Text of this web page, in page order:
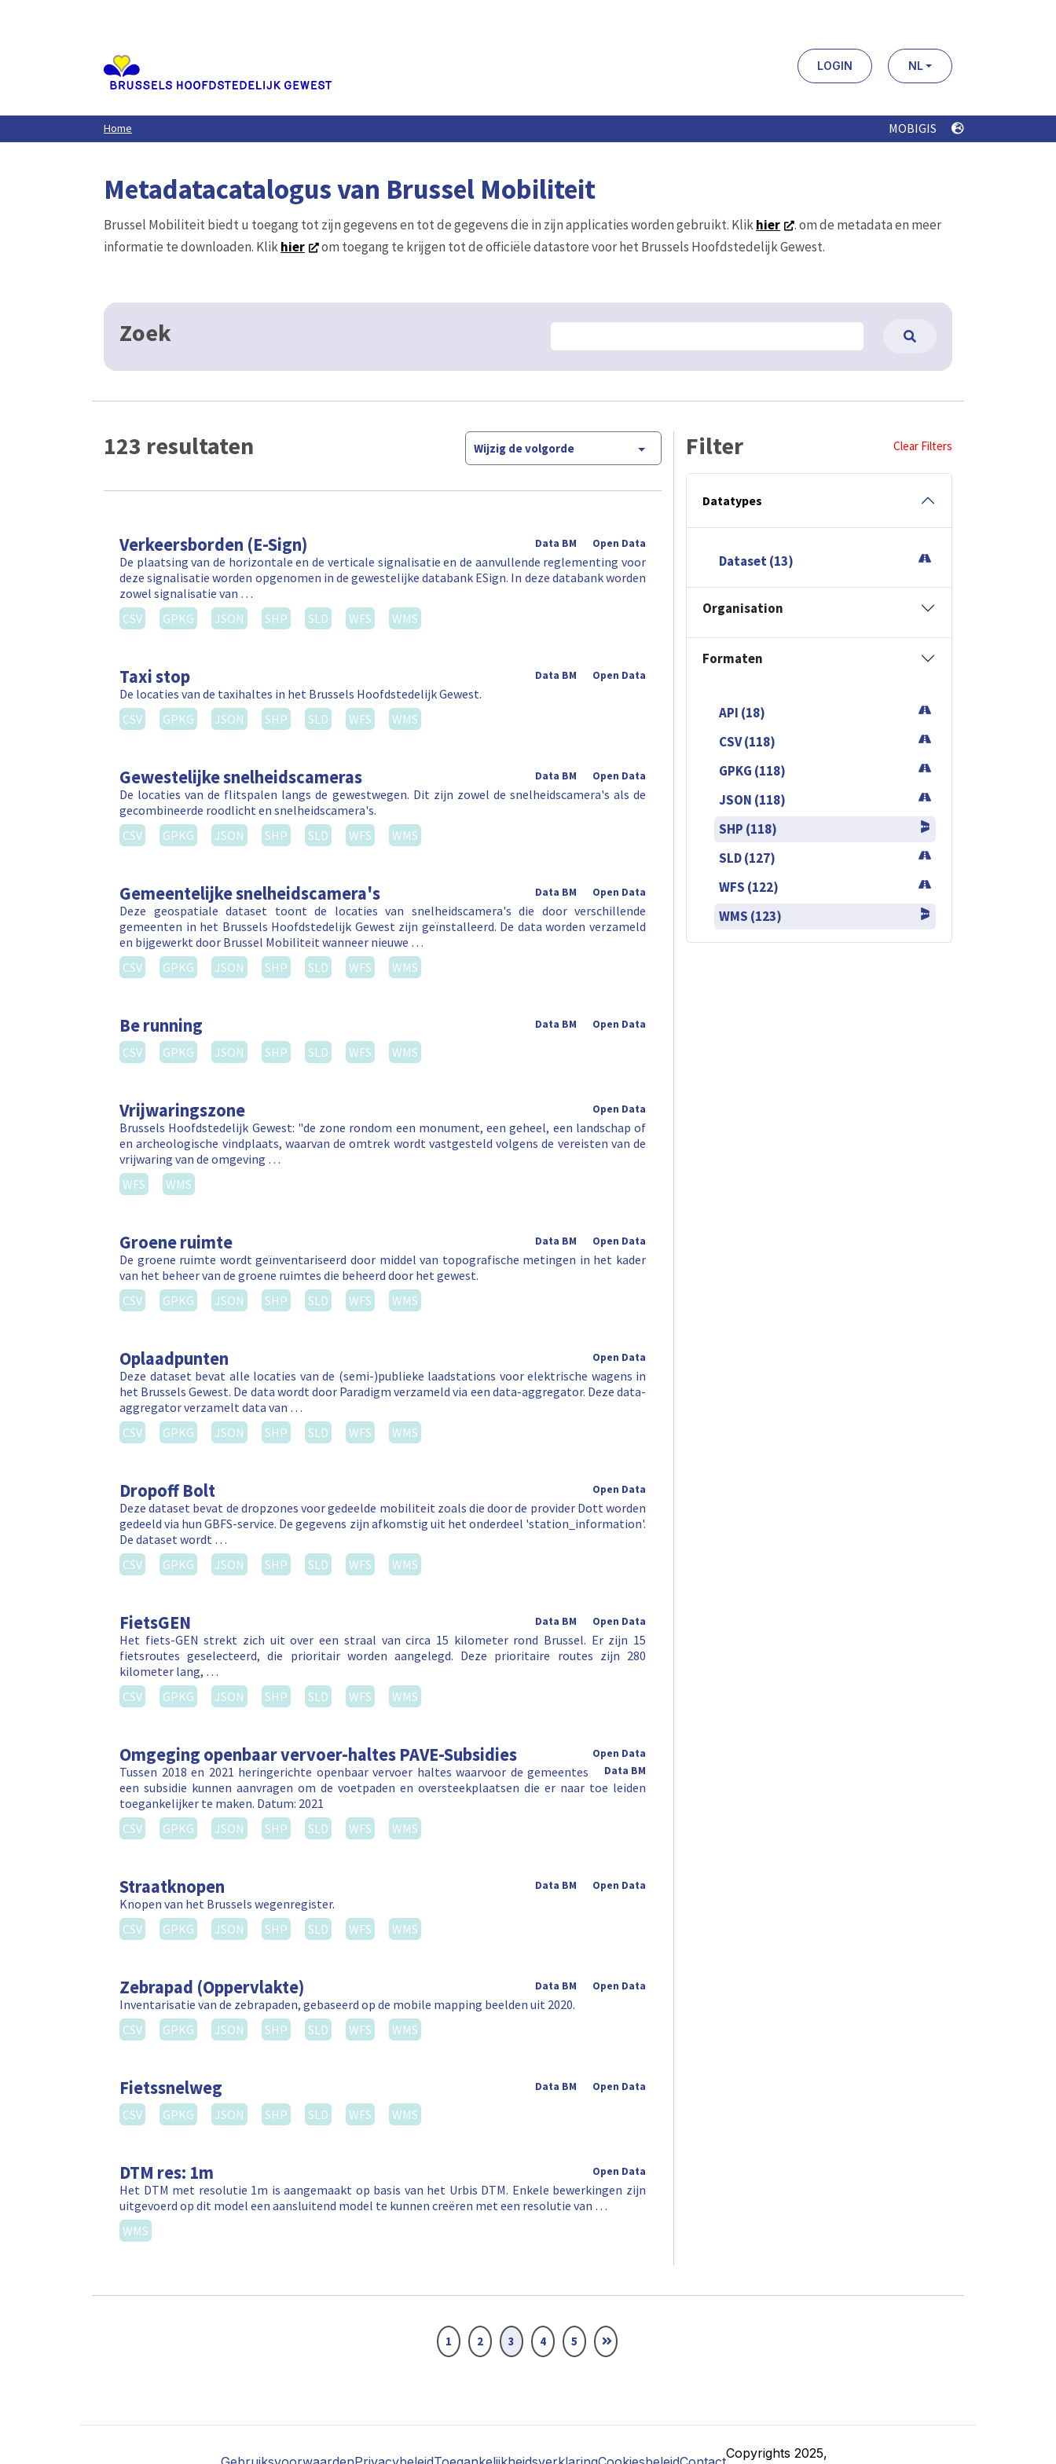
LOGIN NL
Home MOBIGIS
Metadatacatalogus van Brussel Mobiliteit
Brussel Mobiliteit biedt u toegang tot zijn gegevens en tot de gegevens die in zijn applicaties worden gebruikt. Klikhier
. om de metadata en meer
informatie te downloaden. Klikhier om toegang te krijgen tot de officiële datastore voor het Brussels Hoofdstedelijk Gewest.
Zoek
123 resultaten Wijzig de volgorde
Verkeersborden (E-Sign) Open Data
Data BM
De plaatsing van de horizontale en de verticale signalisatie en de aanvullende reglementing voor
deze signalisatie worden opgenomen in de gewestelijke databank ESign. In deze databank worden
zowel signalisatie van …
CSV
GPKG JSON SHP SLD WFS WMS
Taxi stop Open Data
Data BM
De locaties van de taxihaltes in het Brussels Hoofdstedelijk Gewest.
CSV
GPKG JSON SHP SLD WFS WMS
Gewestelijke snelheidscameras Open Data
Data BM
De locaties van de flitspalen langs de gewestwegen. Dit zijn zowel de snelheidscamera's als de
gecombineerde roodlicht en snelheidscamera's.
CSV
GPKG JSON SHP SLD WFS WMS
Gemeentelijke snelheidscamera's Open Data
Data BM
Deze geospatiale dataset toont de locaties van snelheidscamera's die door verschillende
gemeenten in het Brussels Hoofdstedelijk Gewest zijn geïnstalleerd. De data worden verzameld
en bijgewerkt door Brussel Mobiliteit wanneer nieuwe …
CSV
GPKG JSON SHP SLD WFS WMS
Be running Open Data
Data BM
CSV GPKG JSON SHP SLD WFS WMS
Vrijwaringszone Open Data
Brussels Hoofdstedelijk Gewest: "de zone rondom een monument, een geheel, een landschap of
en archeologische vindplaats, waarvan de omtrek wordt vastgesteld volgens de vereisten van de
vrijwaring van de omgeving …
WFS
WMS
Groene ruimte Open Data
Data BM
De groene ruimte wordt geïnventariseerd door middel van topografische metingen in het kader
van het beheer van de groene ruimtes die beheerd door het gewest.
CSV
GPKG JSON SHP SLD WFS WMS
Oplaadpunten Open Data
Deze dataset bevat alle locaties van de (semi-)publieke laadstations voor elektrische wagens in
het Brussels Gewest. De data wordt door Paradigm verzameld via een data-aggregator. Deze data-
aggregator verzamelt data van …
CSV
GPKG JSON SHP SLD WFS WMS
Dropoff Bolt Open Data
Deze dataset bevat de dropzones voor gedeelde mobiliteit zoals die door de provider Dott worden
gedeeld via hun GBFS-service. De gegevens zijn afkomstig uit het onderdeel 'station_information'.
De dataset wordt …
CSV
GPKG JSON SHP SLD WFS WMS
FietsGEN Open Data
Data BM
Het fiets-GEN strekt zich uit over een straal van circa 15 kilometer rond Brussel. Er zijn 15
fietsroutes geselecteerd, die prioritair worden aangelegd. Deze prioritaire routes zijn 280
kilometer lang, …
CSV
GPKG JSON SHP SLD WFS WMS
Omgeging openbaar vervoer-haltes PAVE-Subsidies
Open Data
Data BM
Tussen 2018 en 2021 heringerichte openbaar vervoer haltes waarvoor de gemeentes
een subsidie kunnen aanvragen om de voetpaden en oversteekplaatsen die er naar toe leiden
toegankelijker te maken. Datum: 2021
CSV
GPKG JSON SHP SLD WFS WMS
Straatknopen Open Data
Data BM
Knopen van het Brussels wegenregister.
CSV
GPKG JSON SHP SLD WFS WMS
Zebrapad (Oppervlakte) Open Data
Data BM
Inventarisatie van de zebrapaden, gebaseerd op de mobile mapping beelden uit 2020.
CSV
GPKG JSON SHP SLD WFS WMS
Fietssnelweg Open Data
Data BM
CSV GPKG JSON SHP SLD WFS WMS
DTM res: 1m Open Data
Het DTM met resolutie 1m is aangemaakt op basis van het Urbis DTM. Enkele bewerkingen zijn
uitgevoerd op dit model een aansluitend model te kunnen creëren met een resolutie van …
WMS
Filter Clear Filters
Datatypes
Dataset (13)
Organisation
Formaten
API (18)
CSV (118)
GPKG (118)
JSON (118)
SHP (118)
SLD (127)
WFS (122)
WMS (123)
1 2 3 4 5
Copyrights 2025,